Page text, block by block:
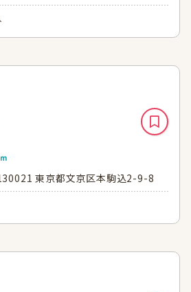
ｍ
東京都文京区本駒込2-9-8